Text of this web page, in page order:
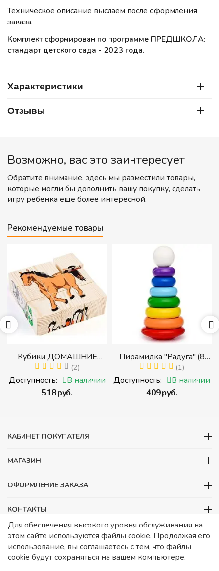
Техническое описание выслаем после оформления
заказа.
Комплект сформирован по программе ПРЕДШКОЛА:
стандарт детского сада - 2023 года.
Характеристики
Отзывы
Возможно, вас это заинтересует
Обратите внимание, здесь мы разместили товары,
которые могли бы дополнить вашу покупку, сделать
игру ребенка еще более интересной.
Рекомендуемые товары
Кубики ДОМАШНИЕ
ЖИВОТНЫЕ (Томик)
(Набор кубиков
разрезных (складных))
(2)
Доступность: В наличии
‍518‍руб.
Пирамидка "Радуга" (8
деталей) (Пирамидка
среднего размера)
(1)
Доступность: В наличии
‍409‍руб.
КАБИНЕТ ПОКУПАТЕЛЯ
МАГАЗИН
ОФОРМЛЕНИЕ ЗАКАЗА
КОНТАКТЫ
ООО «Детский сад», ОГРН 1157746480088
ИНН 7728252648 КПП 772601001 Юридический адрес – Москва,
ул. Подольских курсантов, д 3. стр 2. Помещение 1/3. Информация
о товарах носит справочный характер и не является публичной
Для обеспечения высокого уровня обслуживания на
этом сайте используются файлы cookie. Продолжая его
использование, вы соглашаетесь с тем, что файлы
cookie будут сохраняться на вашем компьютере.